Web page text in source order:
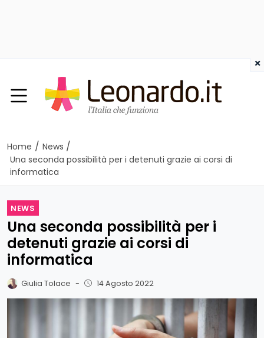
Home / News /
Una seconda possibilità per i detenuti grazie ai corsi di
informatica
NEWS
Una seconda possibilità per i
detenuti grazie ai corsi di
informatica
Giulia Tolace - 14 Agosto 2022
×